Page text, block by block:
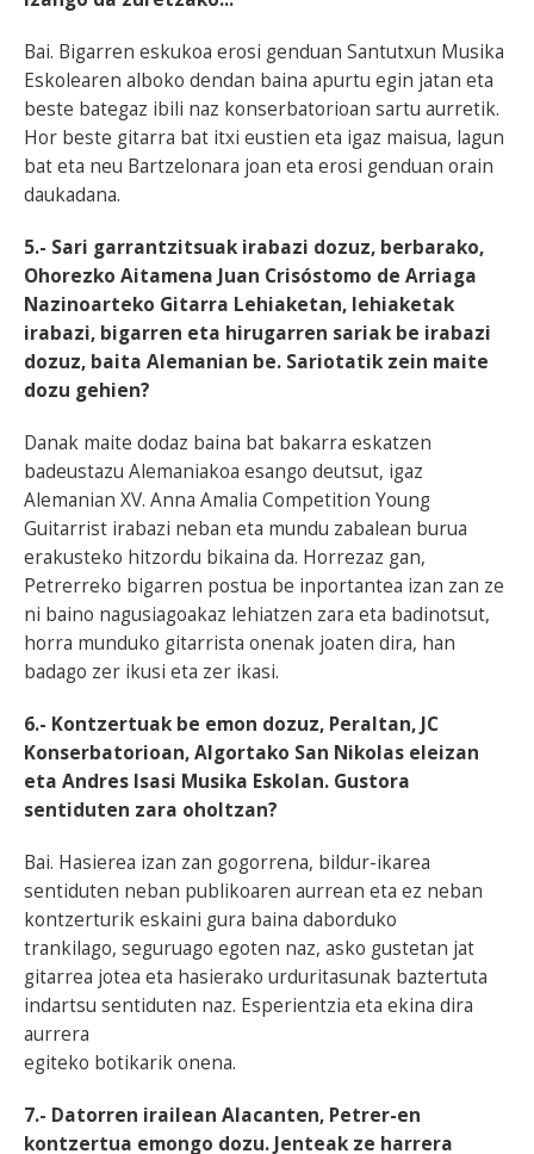
Bai. Bigarren eskukoa erosi genduan Santutxun Musika
Eskolearen alboko dendan baina apurtu egin jatan eta
beste bategaz ibili naz konserbatorioan sartu aurretik.
Hor beste gitarra bat itxi eustien eta igaz maisua, lagun
bat eta neu Bartzelonara joan eta erosi genduan orain
daukadana.
5.- Sari garrantzitsuak irabazi dozuz, berbarako,
Ohorezko Aitamena Juan Crisóstomo de Arriaga
Nazinoarteko Gitarra Lehiaketan, lehiaketak
irabazi, bigarren eta hirugarren sariak be irabazi
dozuz, baita Alemanian be. Sariotatik zein maite
dozu gehien?
Danak maite dodaz baina bat bakarra eskatzen
badeustazu Alemaniakoa esango deutsut, igaz
Alemanian XV. Anna Amalia Competition Young
Guitarrist irabazi neban eta mundu zabalean burua
erakusteko hitzordu bikaina da. Horrezaz gan,
Petrerreko bigarren postua be inportantea izan zan ze
ni baino nagusiagoakaz lehiatzen zara eta badinotsut,
horra munduko gitarrista onenak joaten dira, han
badago zer ikusi eta zer ikasi.
6.- Kontzertuak be emon dozuz, Peraltan, JC
Konserbatorioan, Algortako San Nikolas eleizan
eta Andres Isasi Musika Eskolan. Gustora
sentiduten zara oholtzan?
Bai. Hasierea izan zan gogorrena, bildur-ikarea
sentiduten neban publikoaren aurrean eta ez neban
kontzerturik eskaini gura baina daborduko
trankilago, seguruago egoten naz, asko gustetan jat
gitarrea jotea eta hasierako urduritasunak baztertuta
indartsu sentiduten naz. Esperientzia eta ekina dira
aurrera
egiteko botikarik onena.
7.- Datorren irailean Alacanten, Petrer-en
kontzertua emongo dozu. Jenteak ze harrera